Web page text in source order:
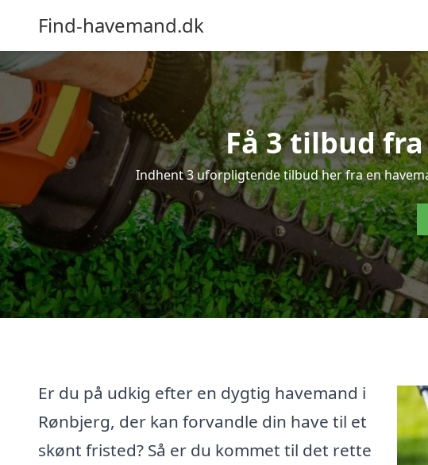
Find-havemand.dk
Få 3 tilbud
Indhent 3 uforpligtende tilbud her fra en
Er du på udkig efter en dygtig havemand i
Rønbjerg, der kan forvandle din have til et
skønt fristed? Så er du kommet til det rette